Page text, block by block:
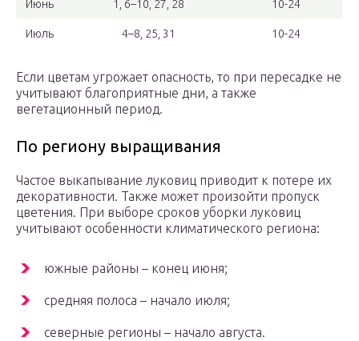
Июнь 1, 6–10, 27, 28 10-24
Июль 4–8, 25, 31 10-24
Если цветам угрожает опасность, то при пересадке не
учитывают благоприятные дни, а также
вегетационный период.
По региону выращивания
Частое выкапывание луковиц приводит к потере их
декоративности. Также может произойти пропуск
цветения. При выборе сроков уборки луковиц
учитывают особенности климатического региона:
южные районы – конец июня;
средняя полоса – начало июля;
северные регионы – начало августа.